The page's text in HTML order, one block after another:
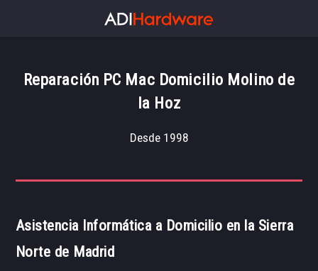
Reparación PC Mac Domicilio Molino de
la Hoz
Desde 1998
Asistencia Informática a Domicilio en la Sierra
Norte de Madrid